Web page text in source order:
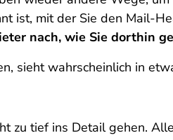
ist, mit der Sie den Mail-
nach, wie Sie dorthin
sieht wahrscheinlich in
zu tief ins Detail gehen.